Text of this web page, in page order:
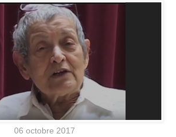
06 octobre 2017